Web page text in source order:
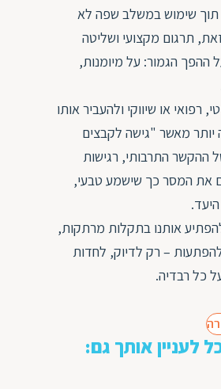
תוך שימוש במשלב שפה לא
תרגום מקצועי ושליטה
ההפך הגמור: על מיומנות,
או שיווקי ולהעביר אותו
מאשר "גישה לקבצים
ההקשר התרבותי, רגישות
את המסר כך שישמע טבעי,
אותנו בתקלות מרתקות,
– רק לדיוק, לחדות
כל רבדיה.
לעניין אותך גם: